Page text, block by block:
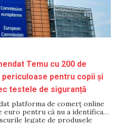
Temu cu 200 de
pentru copii și
testele de siguranță
platforma de comerț online
euro pentru că nu a identificat
legate de produsele